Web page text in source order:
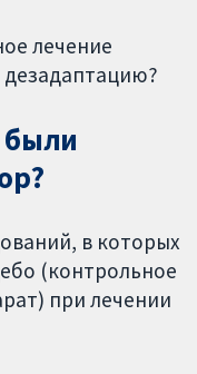
лечение
дезадаптацию?
были
в которых
(контрольное
при лечении